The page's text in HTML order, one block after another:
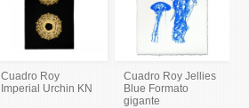
Cuadro Roy
Imperial Urchin KN
Cuadro Roy Jellies
Blue Formato
gigante